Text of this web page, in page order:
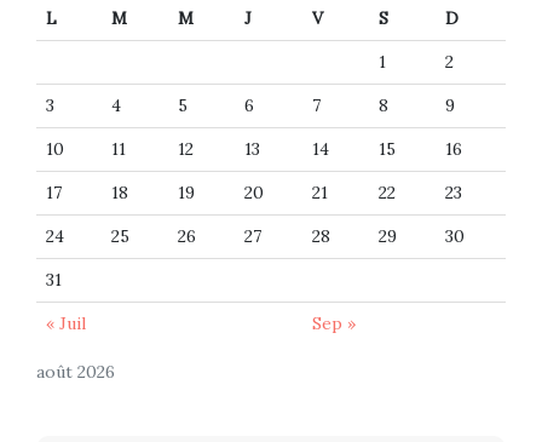
août 2026
L M M J V S
D
1
2
3
4 5 6 7 8
9
10
11 12 13 14 15
16
17
18 19 20 21 22
23
24
25 26 27 28 29
30
31
« Juil
Sep »